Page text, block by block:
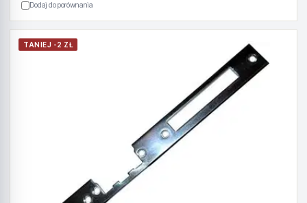
Dodaj do porównania
TANIEJ -2 ZŁ